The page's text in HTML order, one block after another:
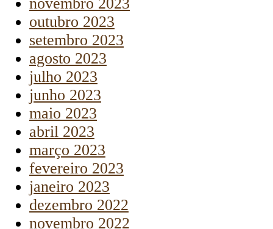
outubro 2023
setembro 2023
agosto 2023
julho 2023
junho 2023
maio 2023
abril 2023
março 2023
fevereiro 2023
janeiro 2023
dezembro 2022
novembro 2022